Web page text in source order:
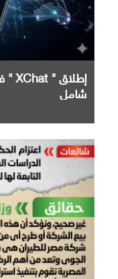
شامل